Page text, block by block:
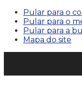
Pular para o
Pular para o
Pular para a
Mapa do site